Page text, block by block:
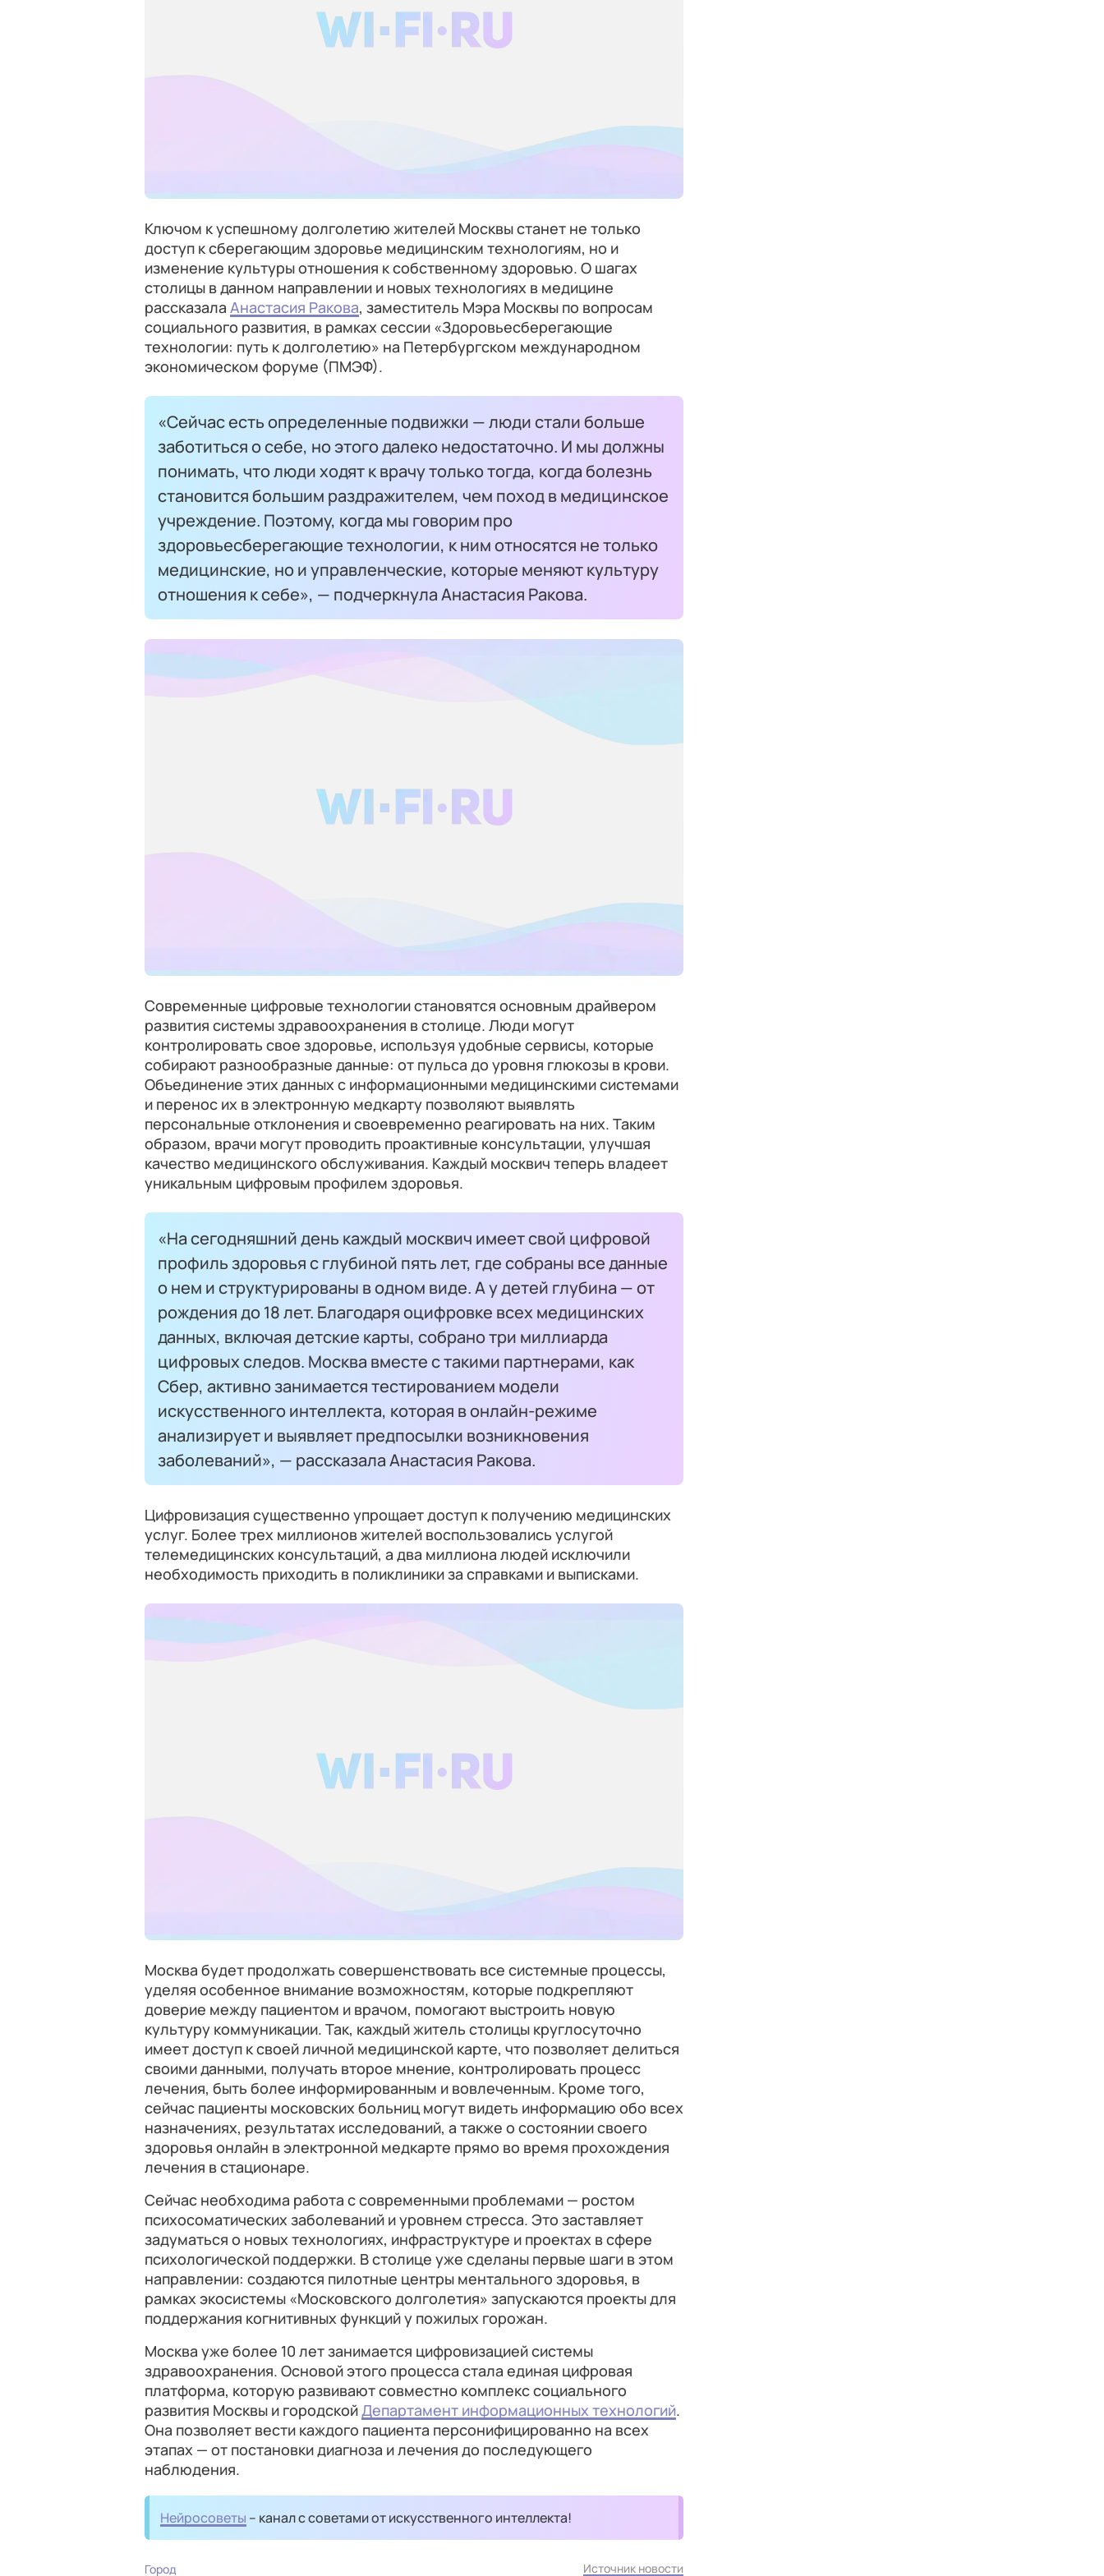
Ключом к успешному долголетию жителей Москвы станет не только
доступ к сберегающим здоровье медицинским технологиям, но и
изменение культуры отношения к собственному здоровью. О шагах
столицы в данном направлении и новых технологиях в медицине
рассказала Анастасия Ракова, заместитель Мэра Москвы по вопросам
социального развития, в рамках сессии «Здоровьесберегающие
технологии: путь к долголетию» на Петербургском международном
экономическом форуме (ПМЭФ).
«Сейчас есть определенные подвижки — люди стали больше
заботиться о себе, но этого далеко недостаточно. И мы должны
понимать, что люди ходят к врачу только тогда, когда болезнь
становится большим раздражителем, чем поход в медицинское
учреждение. Поэтому, когда мы говорим про
здоровьесберегающие технологии, к ним относятся не только
медицинские, но и управленческие, которые меняют культуру
отношения к себе», — подчеркнула Анастасия Ракова.
Современные цифровые технологии становятся основным драйвером
развития системы здравоохранения в столице. Люди могут
контролировать свое здоровье, используя удобные сервисы, которые
собирают разнообразные данные: от пульса до уровня глюкозы в крови.
Объединение этих данных с информационными медицинскими системами
и перенос их в электронную медкарту позволяют выявлять
персональные отклонения и своевременно реагировать на них. Таким
образом, врачи могут проводить проактивные консультации, улучшая
качество медицинского обслуживания. Каждый москвич теперь владеет
уникальным цифровым профилем здоровья.
«На сегодняшний день каждый москвич имеет свой цифровой
профиль здоровья с глубиной пять лет, где собраны все данные
о нем и структурированы в одном виде. А у детей глубина — от
рождения до 18 лет. Благодаря оцифровке всех медицинских
данных, включая детские карты, собрано три миллиарда
цифровых следов. Москва вместе с такими партнерами, как
Сбер, активно занимается тестированием модели
искусственного интеллекта, которая в онлайн-режиме
анализирует и выявляет предпосылки возникновения
заболеваний», — рассказала Анастасия Ракова.
Цифровизация существенно упрощает доступ к получению медицинских
услуг. Более трех миллионов жителей воспользовались услугой
телемедицинских консультаций, а два миллиона людей исключили
необходимость приходить в поликлиники за справками и выписками.
Москва будет продолжать совершенствовать все системные процессы,
уделяя особенное внимание возможностям, которые подкрепляют
доверие между пациентом и врачом, помогают выстроить новую
культуру коммуникации. Так, каждый житель столицы круглосуточно
имеет доступ к своей личной медицинской карте, что позволяет делиться
своими данными, получать второе мнение, контролировать процесс
лечения, быть более информированным и вовлеченным. Кроме того,
сейчас пациенты московских больниц могут видеть информацию обо всех
назначениях, результатах исследований, а также о состоянии своего
здоровья онлайн в электронной медкарте прямо во время прохождения
лечения в стационаре.
Сейчас необходима работа с современными проблемами — ростом
психосоматических заболеваний и уровнем стресса. Это заставляет
задуматься о новых технологиях, инфраструктуре и проектах в сфере
психологической поддержки. В столице уже сделаны первые шаги в этом
направлении: создаются пилотные центры ментального здоровья, в
рамках экосистемы «Московского долголетия» запускаются проекты для
поддержания когнитивных функций у пожилых горожан.
Москва уже более 10 лет занимается цифровизацией системы
здравоохранения. Основой этого процесса стала единая цифровая
платформа, которую развивают совместно комплекс социального
развития Москвы и городскойДепартамент информационных технологий.
Она позволяет вести каждого пациента персонифицированно на всех
этапах — от постановки диагноза и лечения до последующего
наблюдения.
Нейросоветы – канал с советами от искусственного интеллекта!
Город Источник новости